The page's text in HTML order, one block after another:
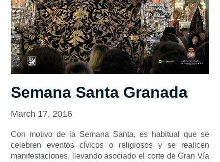
Semana Santa Granada
March 17, 2016
Con motivo de la Semana Santa, es habitual que se
celebren eventos cívicos o religiosos y se realicen
manifestaciones, llevando asociado el corte de Gran Vía